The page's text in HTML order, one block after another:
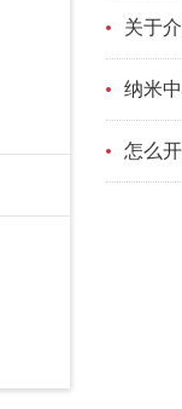
关于
纳米
怎么